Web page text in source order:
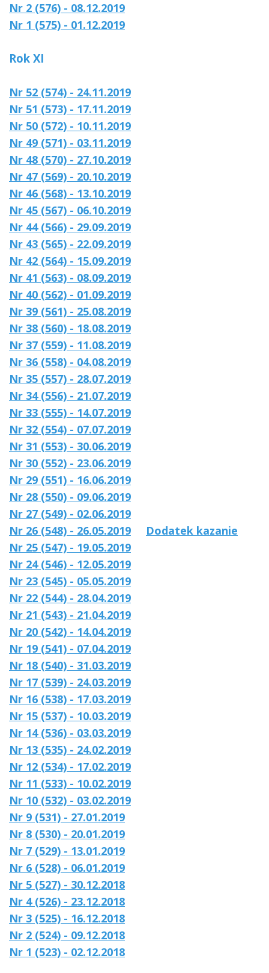
Nr 2 (576) - 08.12.2019
Nr 1 (575) - 01.12.2019
Rok XI
Nr 52 (574) - 24.11.2019
Nr 51 (573) - 17.11.2019
Nr 50 (572) - 10.11.2019
Nr 49 (571) - 03.11.2019
Nr 48 (570) - 27.10.2019
Nr 47 (569) - 20.10.2019
Nr 46 (568) - 13.10.2019
Nr 45 (567) - 06.10.2019
Nr 44 (566) - 29.09.2019
Nr 43 (565) - 22.09.2019
Nr 42 (564) - 15.09.2019
Nr 41 (563) - 08.09.2019
Nr 40 (562) - 01.09.2019
Nr 39 (561) - 25.08.2019
Nr 38 (560) - 18.08.2019
Nr 37 (559) - 11.08.2019
Nr 36 (558) - 04.08.2019
Nr 35 (557) - 28.07.2019
Nr 34 (556) - 21.07.2019
Nr 33 (555) - 14.07.2019
Nr 32 (554) - 07.07.2019
Nr 31 (553) - 30.06.2019
Nr 30 (552) - 23.06.2019
Nr 29 (551) - 16.06.2019
Nr 28 (550) - 09.06.2019
Nr 27 (549) - 02.06.2019
Nr 26 (548) - 26.05.2019
Dodatek kazanie
Nr 25 (547) - 19.05.2019
Nr 24 (546) - 12.05.2019
Nr 23 (545) - 05.05.2019
Nr 22 (544) - 28.04.2019
Nr 21 (543) - 21.04.2019
Nr 20 (542) - 14.04.2019
Nr 19 (541) - 07.04.2019
Nr 18 (540) - 31.03.2019
Nr 17 (539) - 24.03.2019
Nr 16 (538) - 17.03.2019
Nr 15 (537) - 10.03.2019
Nr 14 (536) - 03.03.2019
Nr 13 (535) - 24.02.2019
Nr 12 (534) - 17.02.2019
Nr 11 (533) - 10.02.2019
Nr 10 (532) - 03.02.2019
Nr 9 (531) - 27.01.2019
Nr 8 (530) - 20.01.2019
Nr 7 (529) - 13.01.2019
Nr 6 (528) - 06.01.2019
Nr 5 (527) - 30.12.2018
Nr 4 (526) - 23.12.2018
Nr 3 (525) - 16.12.2018
Nr 2 (524) - 09.12.2018
Nr 1 (523) - 02.12.2018